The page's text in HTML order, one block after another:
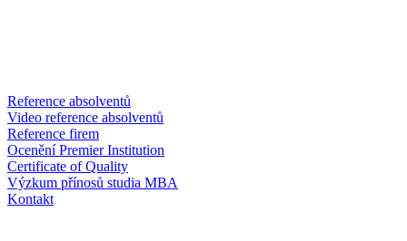
Reference absolventů
Video reference absolventů
Reference firem
Ocenění Premier Institution
Certificate of Quality
Výzkum přínosů studia MBA
Kontakt